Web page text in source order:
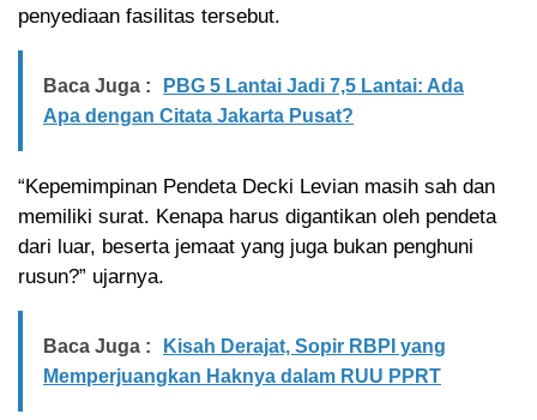
penyediaan fasilitas tersebut.
Baca Juga :
PBG 5 Lantai Jadi 7,5 Lantai: Ada
Apa dengan Citata Jakarta Pusat?
“Kepemimpinan Pendeta Decki Levian masih sah dan
memiliki surat. Kenapa harus digantikan oleh pendeta
dari luar, beserta jemaat yang juga bukan penghuni
rusun?” ujarnya.
Baca Juga :
Kisah Derajat, Sopir RBPI yang
Memperjuangkan Haknya dalam RUU PPRT